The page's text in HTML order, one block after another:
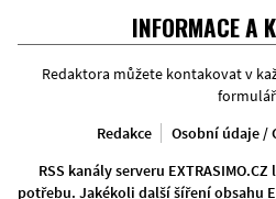
INFORMACE A
Redaktora můžete kontakovat v
formulář
Redakce
Osobní údaje /
RSS kanály serveru
potřebu. Jakékoli další šíření obsahu